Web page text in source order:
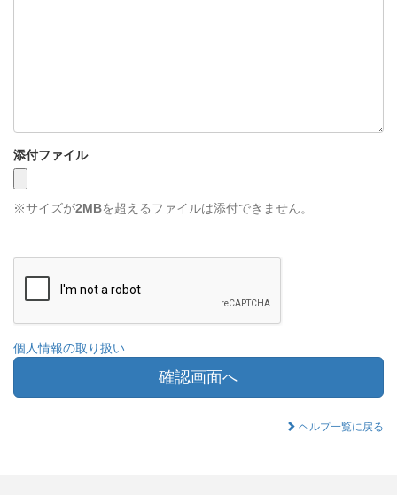
添付ファイル
※サイズが2MBを超えるファイルは添付できません。
個人情報の取り扱い
確認画面へ
ヘルプ一覧に戻る